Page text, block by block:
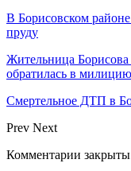
В Борисовском
пруду
Жительница
обратилась в милицию
Смертельное ДТП в
Prev Next
Комментарии